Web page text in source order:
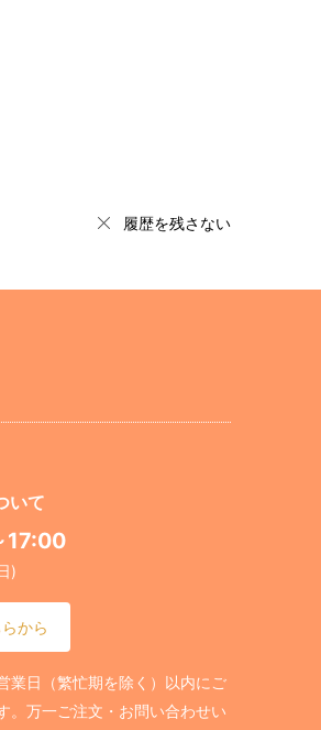
履歴を残さない
いて
17:00
)
から
業日（繁忙期を除く）以内にご
。万一ご注文・お問い合わせい